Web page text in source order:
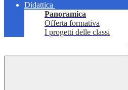
Didattica
Panoramica
Offerta formativa
I progetti delle classi